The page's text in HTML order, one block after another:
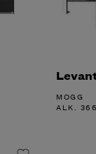
MOGG
ALK.